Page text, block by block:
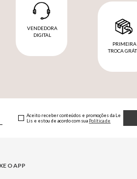
VENDEDORA
DIGITAL
PRIMEIRA
TROCA
Aceito receber conteúdos e promoções da Le
Lis e estou de acordo com sua Política de
O APP